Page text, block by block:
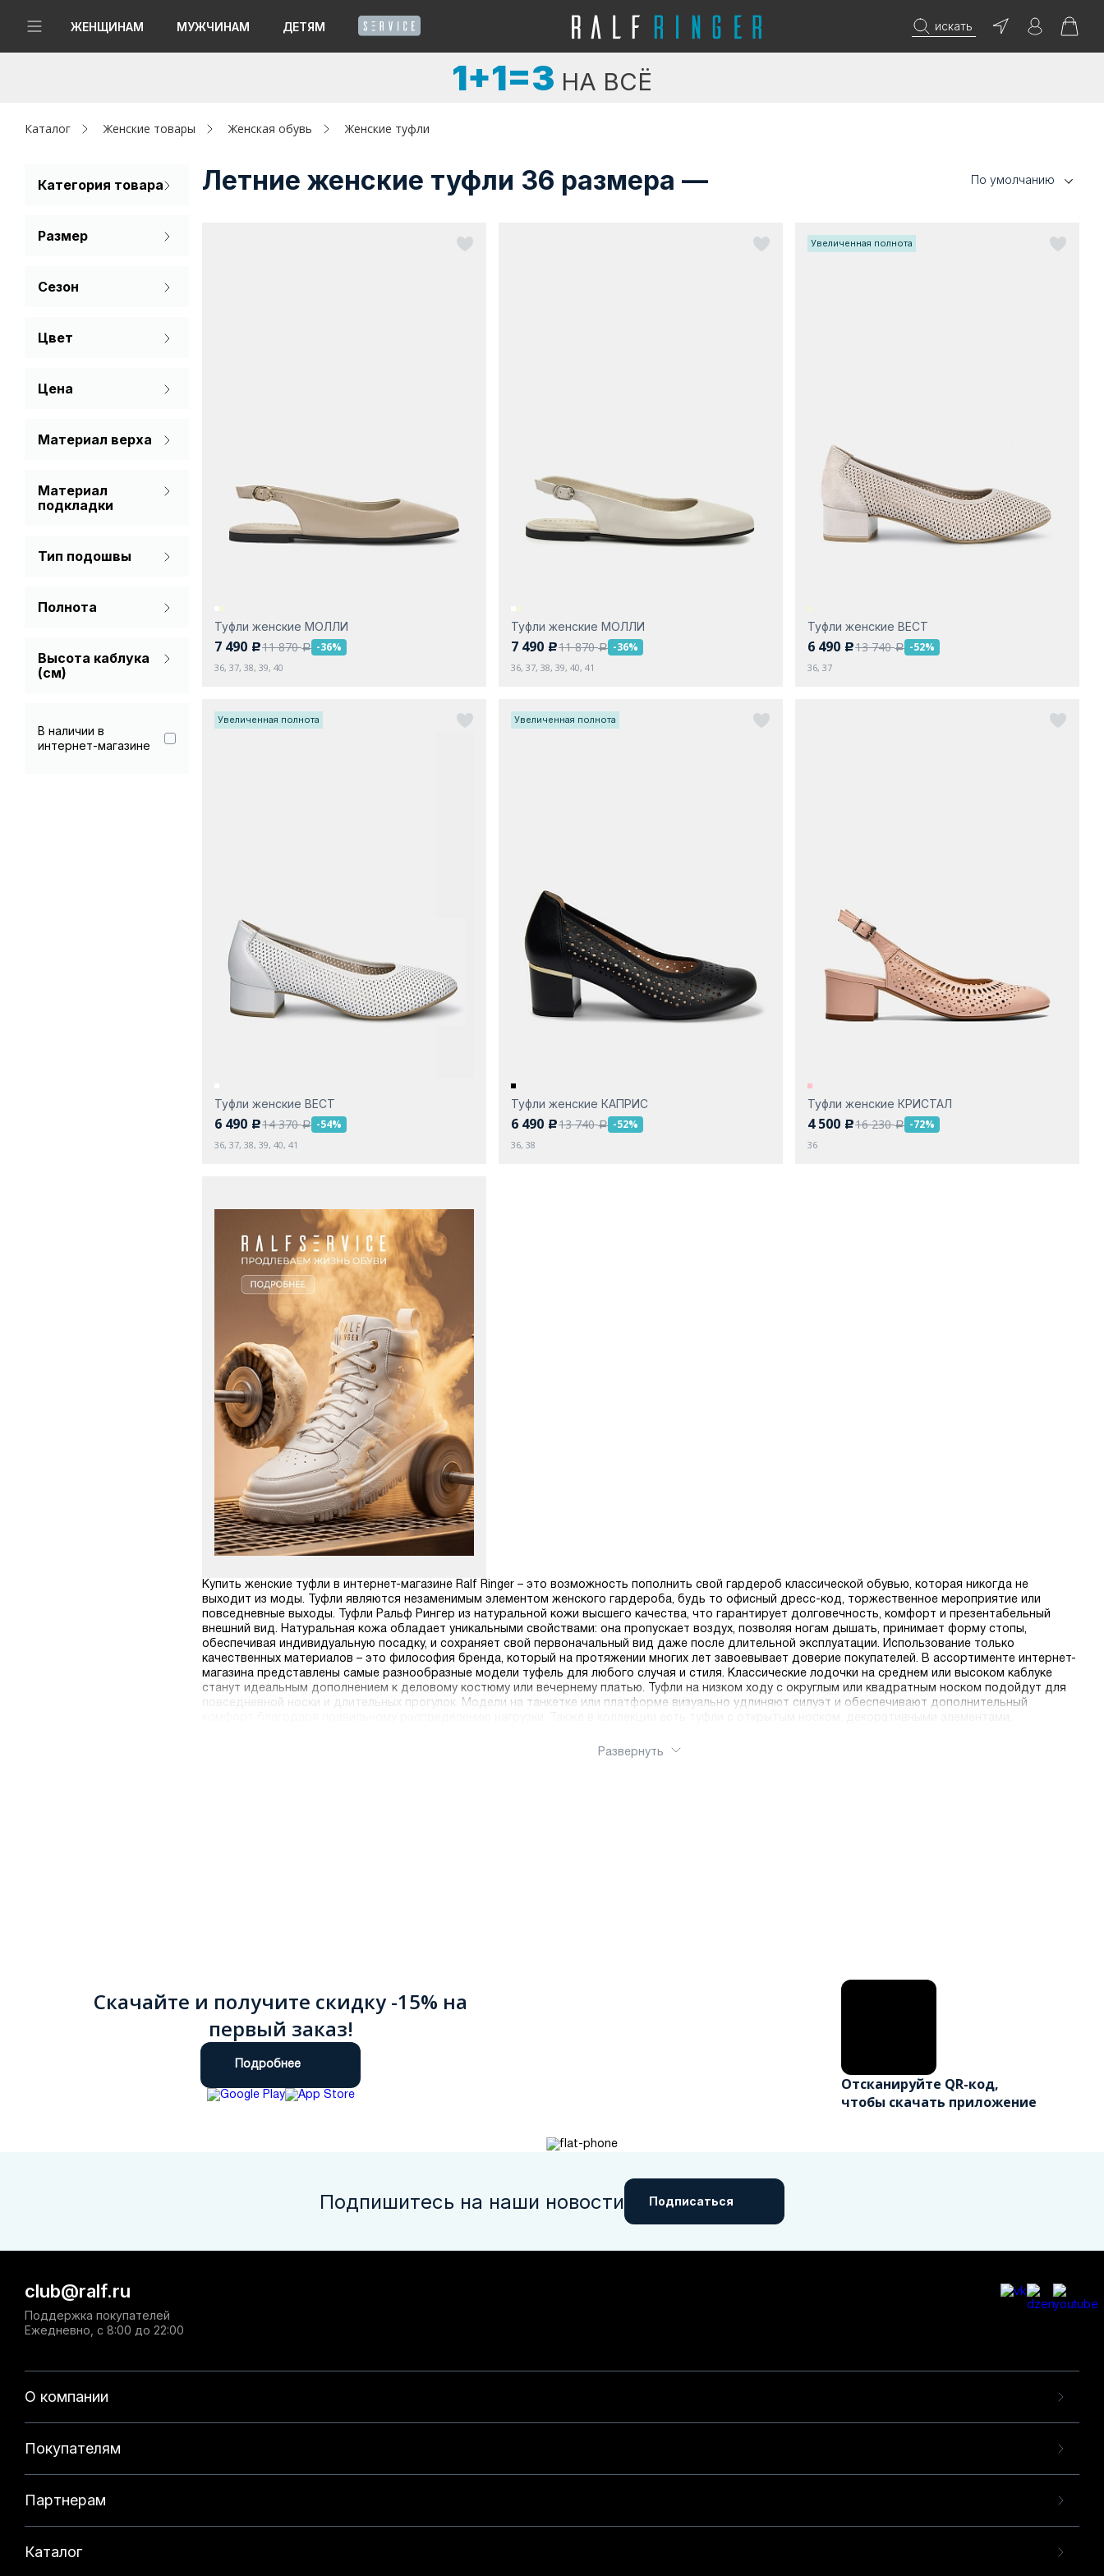
ЖЕНЩИНАМ МУЖЧИНАМ ДЕТЯМ искать
Женщинам
Капсула
Аутлет
1+1=3 НА ВСЁ
Каталог Женские товары Женская обувь Женские туфли
Категория товара
Размер
Сезон
Демисезон
Цвет
Цена
Материал верха
Материал
подкладки
Натуральная кожа
Тип подошвы
Полнота
Стандарт
Высота каблука
(см)
В наличии в
интернет-магазине
Летние женские туфли 36 размера — По умолчанию
Туфли женские МОЛЛИ
7 490 c11 870a -36%
36, 37, 38, 39, 40
Туфли женские МОЛЛИ
7 490 c11 870a -36%
36, 37, 38, 39, 40, 41
Увеличенная полнота
Туфли женские ВЕСТ
6 490 c13 740a -52%
36, 37
Увеличенная полнота
Туфли женские ВЕСТ
6 490 c14 370a -54%
36, 37, 38, 39, 40, 41
Увеличенная полнота
Туфли женские КАПРИС
6 490 c13 740a -52%
36, 38
Туфли женские КРИСТАЛ
4 500 c16 230a -72%
36
Купить женские туфли в интернет-магазине Ralf Ringer – это возможность пополнить свой гардероб классической обувью, которая никогда не
выходит из моды. Туфли являются незаменимым элементом женского гардероба, будь то офисный дресс-код, торжественное мероприятие или
повседневные выходы. Туфли Ральф Рингер из натуральной кожи высшего качества, что гарантирует долговечность, комфорт и презентабельный
внешний вид. Натуральная кожа обладает уникальными свойствами: она пропускает воздух, позволяя ногам дышать, принимает форму стопы,
обеспечивая индивидуальную посадку, и сохраняет свой первоначальный вид даже после длительной эксплуатации. Использование только
качественных материалов – это философия бренда, который на протяжении многих лет завоевывает доверие покупателей. В ассортименте интернет-
магазина представлены самые разнообразные модели туфель для любого случая и стиля. Классические лодочки на среднем или высоком каблуке
станут идеальным дополнением к деловому костюму или вечернему платью. Туфли на низком ходу с округлым или квадратным носком подойдут для
повседневной носки и длительных прогулок. Модели на танкетке или платформе визуально удлиняют силуэт и обеспечивают дополнительный
посещения офлайн-магазинов. Вы можете в спокойной обстановке изучить весь каталог, сравнить модели, прочитать подробные описания и отзывы
Развернуть
Скачайте и получите скидку -15% на
первый заказ!
Подробнее
Отсканируйте QR-код,
чтобы скачать приложение
Подпишитесь на наши новости Подписаться
О компании
Покупателям
Партнерам
Каталог
club@ralf.ru
Поддержка покупателей
Ежедневно, с 8:00 до 22:00